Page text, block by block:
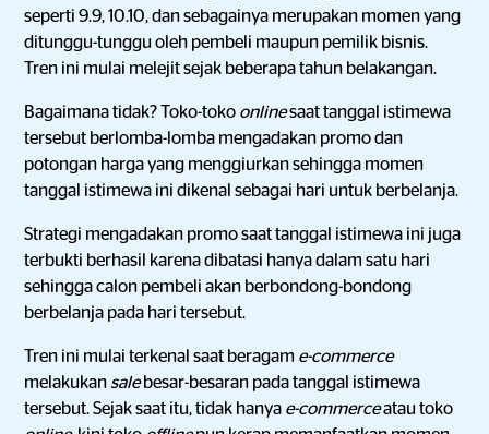
seperti 9.9, 10.10, dan sebagainya merupakan momen yang
ditunggu-tunggu oleh pembeli maupun pemilik bisnis.
Tren ini mulai melejit sejak beberapa tahun belakangan.
Bagaimana tidak? Toko-toko onlinesaat tanggal istimewa
tersebut berlomba-lomba mengadakan promo dan
potongan harga yang menggiurkan sehingga momen
tanggal istimewa ini dikenal sebagai hari untuk berbelanja.
Strategi mengadakan promo saat tanggal istimewa ini juga
terbukti berhasil karena dibatasi hanya dalam satu hari
sehingga calon pembeli akan berbondong-bondong
berbelanja pada hari tersebut.
Tren ini mulai terkenal saat beragam e-commerce
melakukan salebesar-besaran pada tanggal istimewa
tersebut. Sejak saat itu, tidak hanya e-commerceatau toko